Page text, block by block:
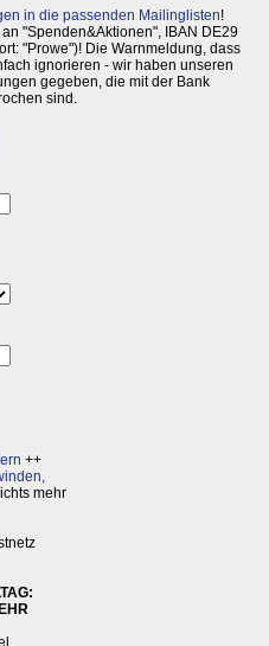
in die passenden Mailinglisten!
"Spenden&Aktionen", IBAN DE29
"Prowe")! Die Warnmeldung, dass
ignorieren - wir haben unseren
gegeben, die mit der Bank
sind.
++
mehr